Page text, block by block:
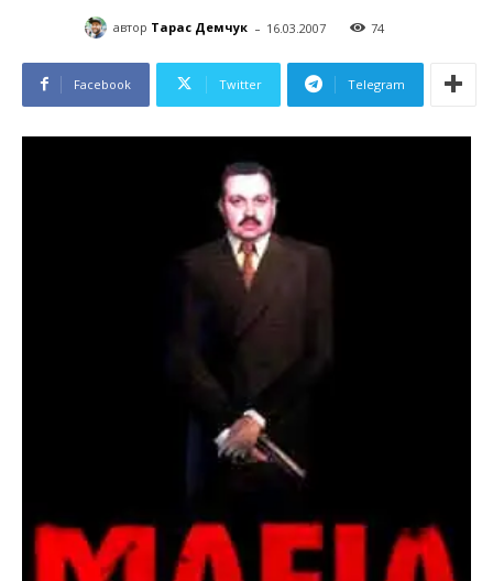
автор Тарас Демчук - 16.03.2007 74
Facebook Twitter Telegram